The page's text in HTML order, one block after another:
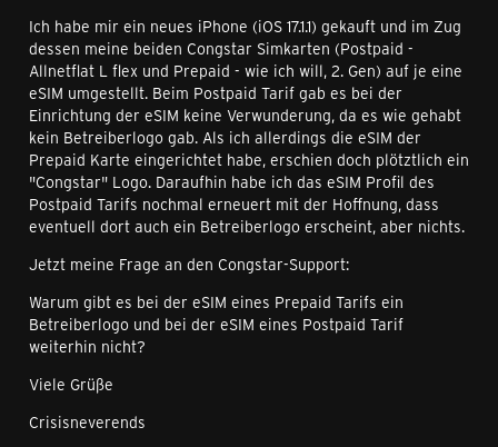
Ich habe mir ein neues iPhone (iOS 17.1.1) gekauft und im Zug
dessen meine beiden Congstar Simkarten (Postpaid -
Allnetflat L flex und Prepaid - wie ich will, 2. Gen) auf je eine
eSIM umgestellt. Beim Postpaid Tarif gab es bei der
Einrichtung der eSIM keine Verwunderung, da es wie gehabt
kein Betreiberlogo gab. Als ich allerdings die eSIM der
Prepaid Karte eingerichtet habe, erschien doch plötztlich ein
"Congstar" Logo. Daraufhin habe ich das eSIM Profil des
Postpaid Tarifs nochmal erneuert mit der Hoffnung, dass
eventuell dort auch ein Betreiberlogo erscheint, aber nichts.
Jetzt meine Frage an den Congstar-Support:
Warum gibt es bei der eSIM eines Prepaid Tarifs ein
Betreiberlogo und bei der eSIM eines Postpaid Tarif
weiterhin nicht?
Viele Grüße
Crisisneverends